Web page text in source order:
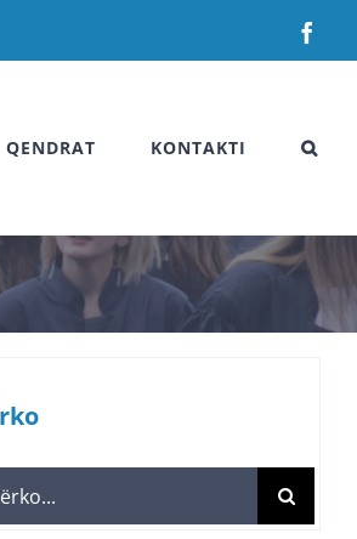
QENDRAT KONTAKTI